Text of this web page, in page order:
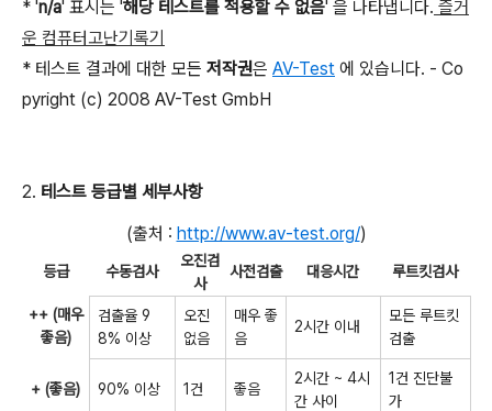
* 'n/a' 표시는 '해당 테스트를 적용할 수 없음' 을 나타냅니다. 즐거
운 컴퓨터고난기록기
* 테스트 결과에 대한 모든 저작권은 AV-Test 에 있습니다. - Co
pyright (c) 2008 AV-Test GmbH
2. 테스트 등급별 세부사항
(출처 : http://www.av-test.org/)
등급 수동검사
오진검
사
사전검출 대응시간 루트킷검사
++ (매우
좋음)
검출율 9
8% 이상
오진
없음
매우 좋
음
2시간 이내
모든 루트킷
검출
+ (좋음) 90% 이상 1건 좋음
2시간 ~ 4시
간 사이
1건 진단불
가